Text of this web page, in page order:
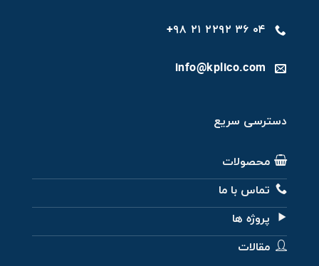
۰۴ ۳۶ ۲۲۹۲ ۲۱ ۹۸+
info@kplico.com
دسترسی سریع
محصولات
تماس با ما
پروژه ها
مقالات